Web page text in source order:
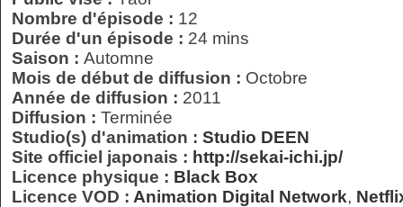
Nombre d'épisode : 12
Durée d'un épisode : 24 mins
Saison : Automne
Mois de début de diffusion : Octobre
Année de diffusion : 2011
Diffusion : Terminée
Studio(s) d'animation : Studio DEEN
Site officiel japonais : http://sekai-ichi.jp/
Licence physique : Black Box
Licence VOD : Animation Digital Network,